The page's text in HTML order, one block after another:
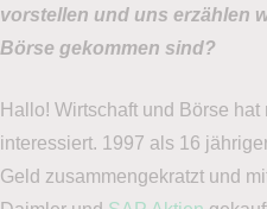
vorstellen und uns erzählen
Börse gekommen sind?
Hallo! Wirtschaft und Börse
interessiert. 1997 als 16
Geld zusammengekratzt und